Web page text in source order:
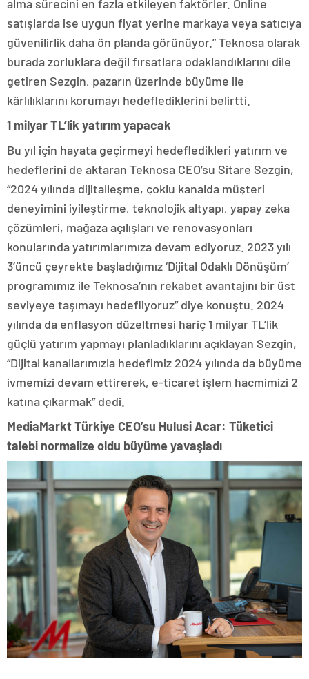
alma sürecini en fazla etkileyen faktörler. Online
satışlarda ise uygun fiyat yerine markaya veya satıcıya
güvenilirlik daha ön planda görünüyor.” Teknosa olarak
burada zorluklara değil fırsatlara odaklandıklarını dile
getiren Sezgin, pazarın üzerinde büyüme ile
kârlılıklarını korumayı hedeflediklerini belirtti.
1 milyar TL’lik yatırım yapacak
Bu yıl için hayata geçirmeyi hedefledikleri yatırım ve
hedeflerini de aktaran Teknosa CEO’su Sitare Sezgin,
“2024 yılında dijitalleşme, çoklu kanalda müşteri
deneyimini iyileştirme, teknolojik altyapı, yapay zeka
çözümleri, mağaza açılışları ve renovasyonları
konularında yatırımlarımıza devam ediyoruz. 2023 yılı
3’üncü çeyrekte başladığımız ‘Dijital Odaklı Dönüşüm’
programımız ile Teknosa’nın rekabet avantajını bir üst
seviyeye taşımayı hedefliyoruz” diye konuştu. 2024
yılında da enflasyon düzeltmesi hariç 1 milyar TL’lik
güçlü yatırım yapmayı planladıklarını açıklayan Sezgin,
“Dijital kanallarımızla hedefimiz 2024 yılında da büyüme
ivmemizi devam ettirerek, e-ticaret işlem hacmimizi 2
katına çıkarmak” dedi.
MediaMarkt Türkiye CEO’su Hulusi Acar: Tüketici
talebi normalize oldu büyüme yavaşladı